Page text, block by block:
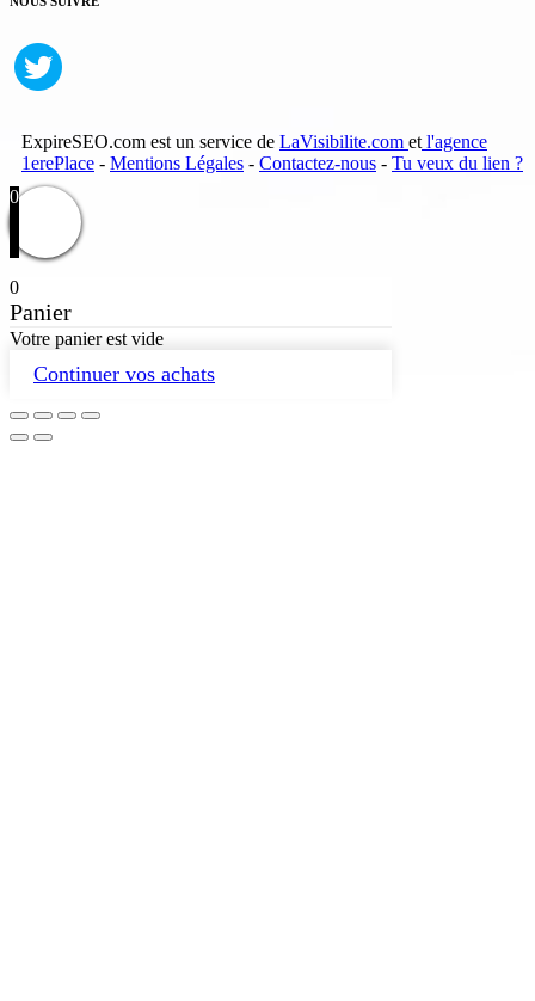
ExpireSEO.com est un service de LaVisibilite.com et l'agence
1erePlace - Mentions Légales - Contactez-nous - Tu veux du lien ?
0
0
Panier
Votre panier est vide
Continuer vos achats